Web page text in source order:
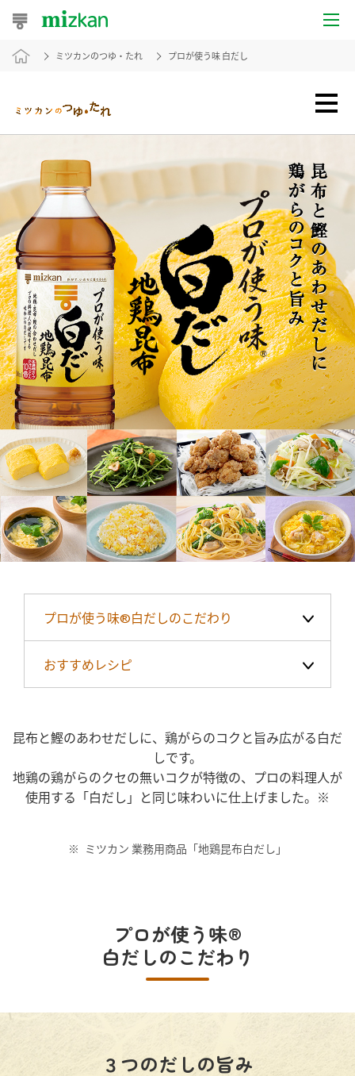
おうちレシピ
おすすめレシピ
レシピカテゴリ一覧
商品からレシピを探す
レシピ名特集
商品情報
商品カテゴリ
酢 調味酢
お酢ドリンク ぽん酢
みりん風・料理酒 鍋用調味料
つゆ たれ
スープ
クイック調味料 レモン果汁
ふりかけ おすしの素
Fibee
新商品一覧
キャンペーン情報
ブランド・スペシャルサイト
ブランド・スペシャルサイト トップ
商品ブランドサイト
くらしプラ酢
カンタン酢
かおりの蔵
鍋なび
お酢を知ろう！
企業情報
国内事業概要
企業理念
ミツカンの歴史
ミツカンを知る
水の文化センター（アーカイブ）
ZENB initiative
各部門が大切にしていること
地図から取り扱い店舗を探す
ミツカンのつゆ・たれ プロが使う味 白だし
プロが使う味®白だしのこだわり
おすすめレシピ
昆布と鰹のあわせだしに、鶏がらのコクと旨み広がる白だ
しです。
地鶏の鶏がらのクセの無いコクが特徴の、プロの料理人が
使用する「白だし」と同じ味わいに仕上げました。※
ミツカン 業務用商品「地鶏昆布白だし」
プロが使う味®
白だしのこだわり
３つのだしの旨み